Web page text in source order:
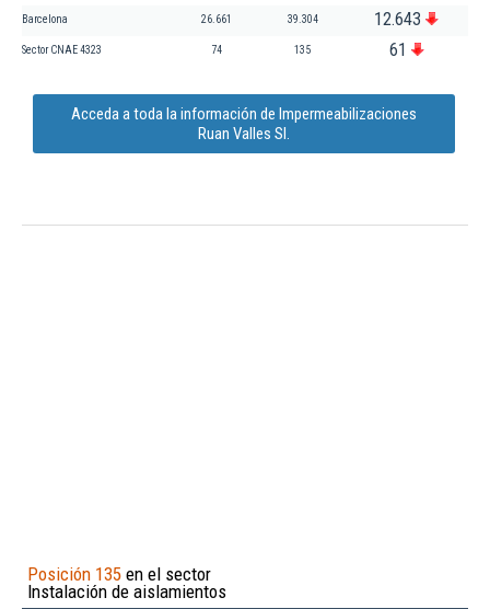
Barcelona 26.661 39.304 12.643
Sector CNAE 4323 74 135 61
Acceda a toda la información de Impermeabilizaciones
Ruan Valles Sl.
Posición 135 en el sector
Instalación de aislamientos